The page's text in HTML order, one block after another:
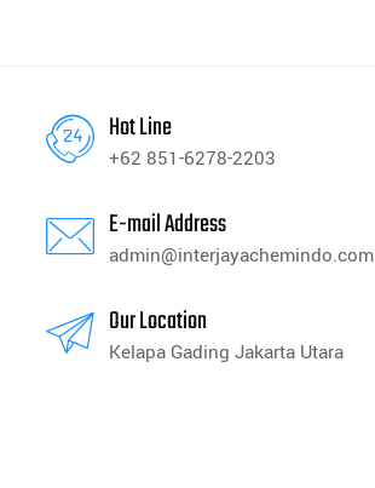
Hot Line
+62 851-6278-2203
E-mail Address
admin@interjayachemindo.com
Our Location
Kelapa Gading Jakarta Utara